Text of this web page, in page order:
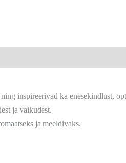
inspireerivad ka enesekindlust,
ja vaikudest.
ja meeldivaks.